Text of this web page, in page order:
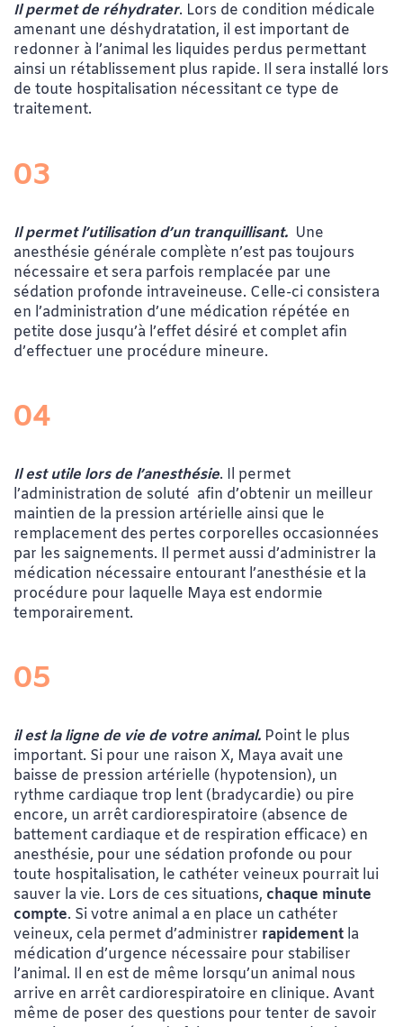
Il permet de réhydrater. Lors de condition médicale
amenant une déshydratation, il est important de
redonner à l’animal les liquides perdus permettant
ainsi un rétablissement plus rapide. Il sera installé lors
de toute hospitalisation nécessitant ce type de
traitement.
03
Il permet l’utilisation d’un tranquillisant.Une
anesthésie générale complète n’est pas toujours
nécessaire et sera parfois remplacée par une
sédation profonde intraveineuse. Celle-ci consistera
en l’administration d’une médication répétée en
petite dose jusqu’à l’effet désiré et complet afin
d’effectuer une procédure mineure.
04
Il est utile lors de l’anesthésie. Il permet
l’administration de soluté afin d’obtenir un meilleur
maintien de la pression artérielle ainsi que le
remplacement des pertes corporelles occasionnées
par les saignements. Il permet aussi d’administrer la
médication nécessaire entourant l’anesthésie et la
procédure pour laquelle Maya est endormie
temporairement.
05
il est la ligne de vie de votre animal.Point le plus
important. Si pour une raison X, Maya avait une
baisse de pression artérielle (hypotension), un
rythme cardiaque trop lent (bradycardie) ou pire
encore, un arrêt cardiorespiratoire (absence de
battement cardiaque et de respiration efficace) en
anesthésie, pour une sédation profonde ou pour
toute hospitalisation, le cathéter veineux pourrait lui
sauver la vie. Lors de ces situations, chaque minute
compte. Si votre animal a en place un cathéter
veineux, cela permet d’administrer rapidementla
médication d’urgence nécessaire pour stabiliser
l’animal. Il en est de même lorsqu’un animal nous
arrive en arrêt cardiorespiratoire en clinique. Avant
même de poser des questions pour tenter de savoir